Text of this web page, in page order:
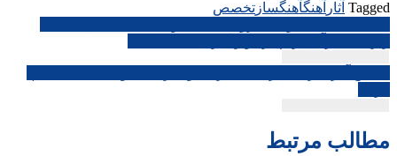
Tagged آثار آهنگآهنگساز تخصص
راهبری
نوشته
مطالب مرتبط